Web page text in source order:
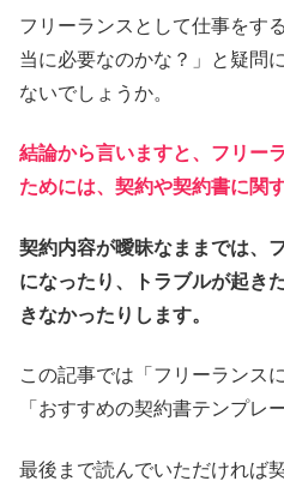
フリーランスとして仕事をす
当に必要なのかな？」と疑問
ないでしょうか。
結論から言いますと、フリー
ためには、契約や契約書に関
契約内容が曖昧なままでは、
になったり、トラブルが起き
きなかったりします。
この記事では「フリーランス
「おすすめの契約書テンプレ
最後まで読んでいただければ